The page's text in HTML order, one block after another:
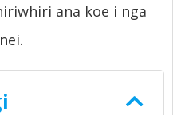
ana koe i nga